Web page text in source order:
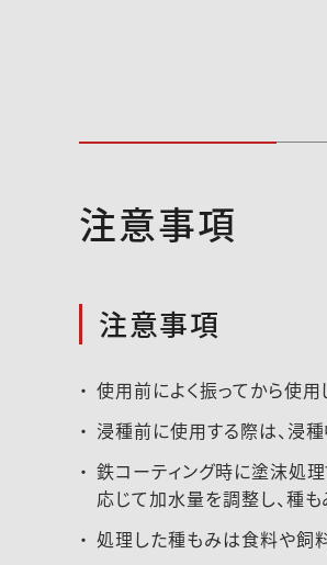
注意事項
注意事項
使用前によく振ってから使用
浸種前に使用する際は、浸
鉄コーティング時に塗沫処
応じて加水量を調整し、種
処理した種もみは食料や飼